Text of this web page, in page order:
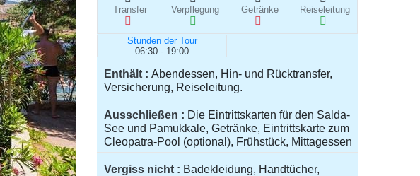
Transfer Verpflegung Getränke Reiseleitung
Stunden der Tour
06:30 - 19:00
Enthält
Abendessen, Hin- und Rücktransfer,
Versicherung, Reiseleitung.
Ausschließen
Die Eintrittskarten für den Salda-
See und Pamukkale, Getränke, Eintrittskarte zum
Cleopatra-Pool (optional), Frühstück, Mittagessen
Vergiss nicht
Badekleidung, Handtücher,